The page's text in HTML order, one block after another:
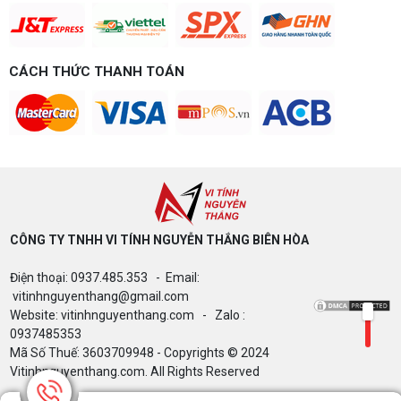
chi tiết CPU, VGA, RAM, nguồn theo đúng nhu cầu
chơi game của bạn.
game gì? Gợi ý cấu hình dễ nâng cấp
tính Nguyễn Thắng gợi ý cấu hình esports mượt,
dễ nâng cấp CPU/VGA sau này, tư vấn miễn phí
theo đúng ngân sách.
Build PC gaming theo ngân sách từ 10-40 triệu:
cách phân bổ CPU, GPU, RAM hợp lý, chọn
Intel/AMD và tránh sai tương thích. Tư vấn miễn
phí tại Vi tính Nguyễn Thắng.
GIGABYTE & INTEL CORE ULTRA 200S
PLUS – NHẬN VOUCHER ĐẾN 800K
Thông báo v/v sử dụng phần mềm bản
CÁCH THỨC THANH TOÁN
CÔNG TY TNHH VI TÍNH NGUYỄN THẮNG BIÊN HÒA​
Điện thoại: 0937.485.353 - Email:
vitinhnguyenthang@gmail.com
Website: vitinhnguyenthang.com - Zalo :
0937485353
Mã Số Thuế: 3603709948 - Copyrights © 2024
Vitinhnguyenthang.com. All Rights Reserved